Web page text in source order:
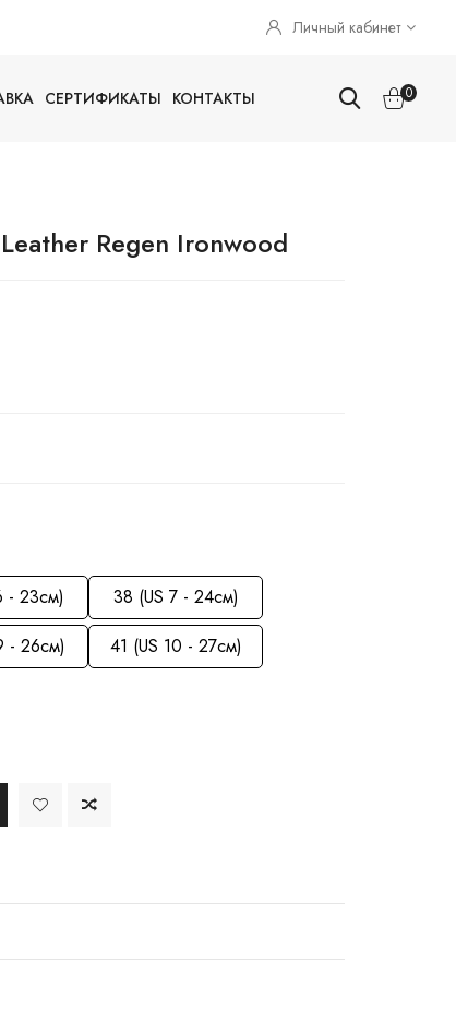
Личный кабинет
СЕРТИФИКАТЫ КОНТАКТЫ 0
Regen Ironwood
- 23см)
38 (US 7 - 24см)
- 26см)
41 (US 10 - 27см)